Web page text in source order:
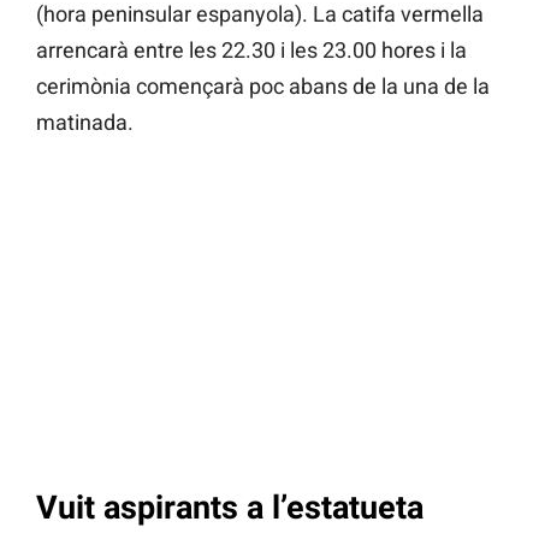
(hora peninsular espanyola). La catifa vermella
arrencarà entre les 22.30 i les 23.00 hores i la
cerimònia començarà poc abans de la una de la
matinada.
Vuit aspirants a l’estatueta